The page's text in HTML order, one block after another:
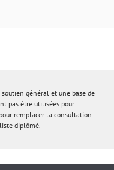
général et une base de
pas être utilisées pour
remplacer la consultation
diplômé.